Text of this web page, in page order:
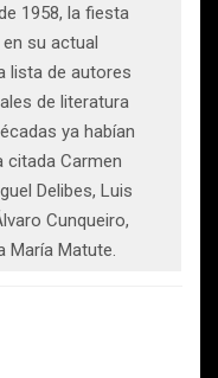
1958, la fiesta
su actual
lista de autores
de literatura
ya habían
citada Carmen
Delibes, Luis
Cunqueiro,
María Matute.